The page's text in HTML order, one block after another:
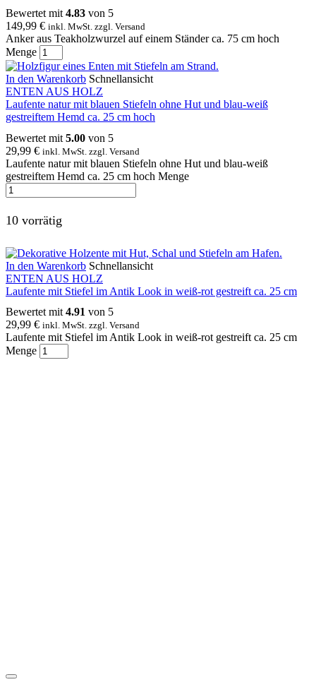
Bewertet mit4.83 von 5
149,99 € inkl. MwSt. zzgl. Versand
Anker aus Teakholzwurzel auf einem Ständer ca. 75 cm hoch
Menge
In den Warenkorb Schnellansicht
ENTEN AUS HOLZ
Laufente natur mit blauen Stiefeln ohne Hut und blau-weiß
gestreiftem Hemd ca. 25 cm hoch
Bewertet mit 5.00 von 5
29,99 € inkl. MwSt. zzgl. Versand
Laufente natur mit blauen Stiefeln ohne Hut und blau-weiß
gestreiftem Hemd ca. 25 cm hoch Menge
10 vorrätig
In den Warenkorb Schnellansicht
ENTEN AUS HOLZ
Laufente mit Stiefel im Antik Look in weiß-rot gestreift ca. 25 cm
Bewertet mit 4.91 von 5
29,99 € inkl. MwSt. zzgl. Versand
Laufente mit Stiefel im Antik Look in weiß-rot gestreift ca. 25 cm
Menge